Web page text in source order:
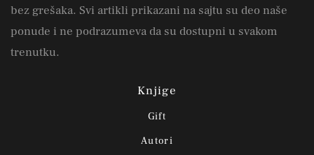
bez grešaka. Svi artikli prikazani na sajtu su deo naše
ponude i ne podrazumeva da su dostupni u svakom
trenutku.
Knjige
Gift
Autori